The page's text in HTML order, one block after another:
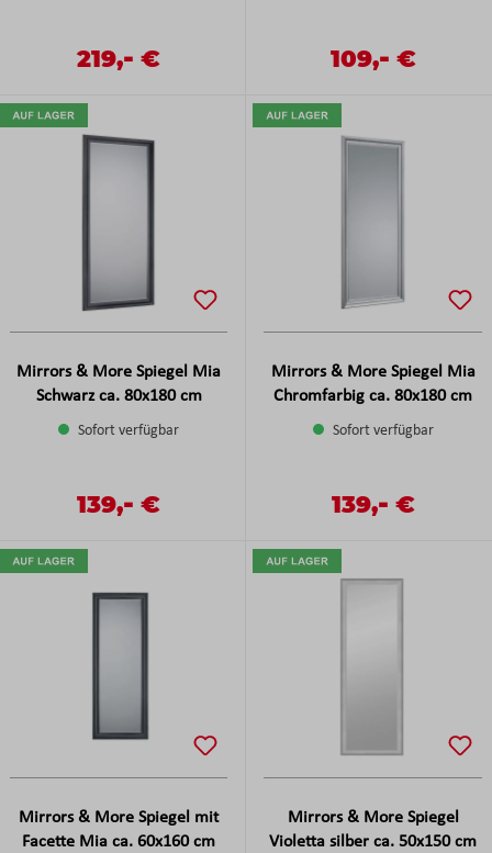
Regulärer Preis:
Verkaufspreis:
219,- € Regulärer Preis:
Verkaufspreis:
109,- €
Mirrors & More Spiegel Mia
Schwarz ca. 80x180 cm
Sofort verfügbar
Regulärer Preis:
Verkaufspreis:
139,- €
Mirrors & More Spiegel Mia
Chromfarbig ca. 80x180 cm
Sofort verfügbar
Regulärer Preis:
Verkaufspreis:
139,- €
Mirrors & More Spiegel mit
Facette Mia ca. 60x160 cm
Mirrors & More Spiegel
Violetta silber ca. 50x150 cm